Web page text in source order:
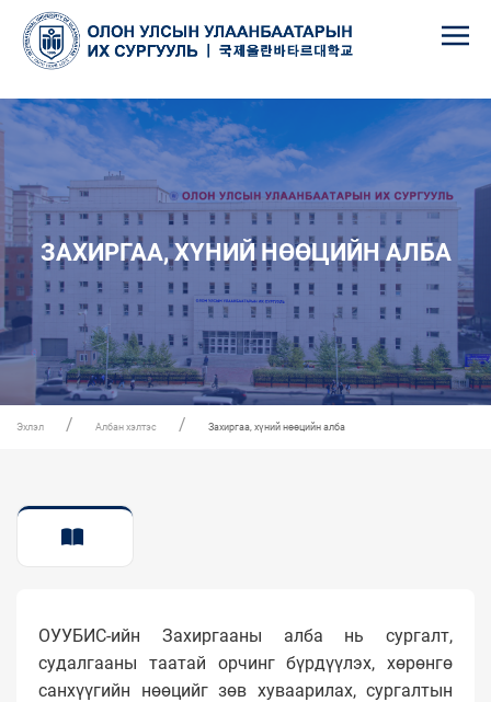
ЗАХИРГАА, ХҮНИЙ НӨӨЦИЙН АЛБА
Эхлэл Албан хэлтэс Захиргаа, хүний нөөцийн алба
ОУУБИС-ийн Захиргааны алба нь сургалт,
судалгааны таатай орчинг бүрдүүлэх, хөрөнгө
санхүүгийн нөөцийг зөв хуваарилах, сургалтын